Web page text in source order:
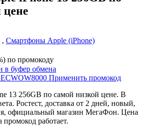
цене
, Смартфоны Apple (iPhone)
по промокоду
в буфер обмена
Применить промокод
13 256GB по самой низкой цене. В
Ростест, доставка от 2 дней, новый,
официальный магазин МегаФон. Цена
промокод работает.